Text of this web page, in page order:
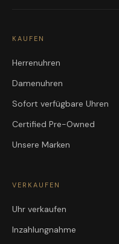
KAUFEN
Herrenuhren
Damenuhren
Sofort verfügbare Uhren
Certified Pre-Owned
Unsere Marken
VERKAUFEN
Uhr verkaufen
Inzahlungnahme